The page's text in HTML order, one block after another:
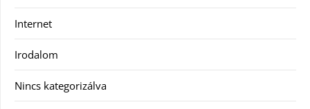
Internet
Irodalom
Nincs kategorizálva